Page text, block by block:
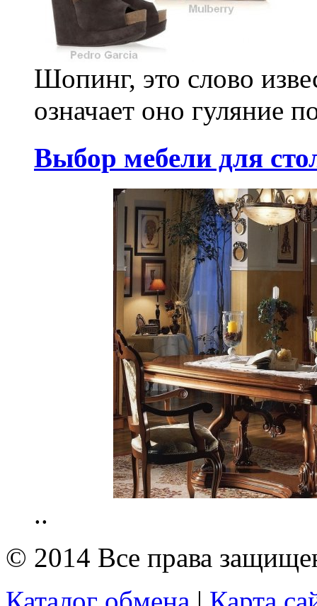
Шопинг, это слово
означает оно гуляние
Выбор мебели для
..
© 2014 Все права